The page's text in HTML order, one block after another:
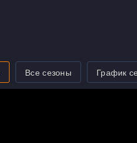
Все сезоны График